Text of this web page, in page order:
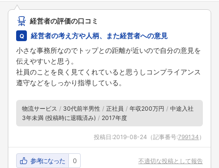
経営者の評価の口コミ
経営者の考え方や人柄、また経営者への意見
小さな事務所なのでトップとの距離が近いので自分の意見を
伝えやすいと思う。
社員のことを良く見てくれていると思うしコンプライアンス
遵守などをしっかり指導している。
物流サービス 30代前半男性 正社員 年収200万円
中途入社
3年未満 (投稿時に退職済み)
2017年度
投稿日:2019-08-24 （記事番号:799134 ）
参考になった 0 不適切な投稿として報告